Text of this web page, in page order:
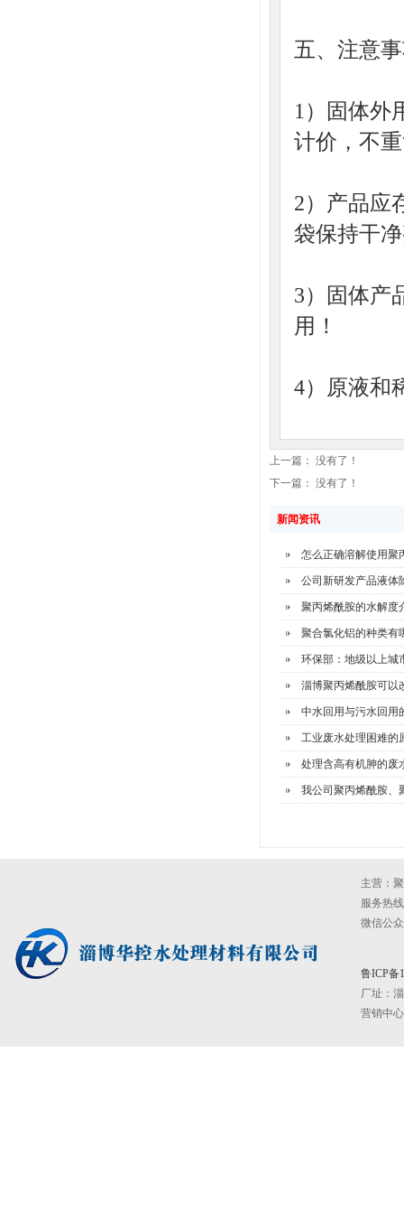
五、注意
1）固体外
计价，不
2）产品应
袋保持干
3）固体产
用！
4）原液和
上一篇： 没有了！
下一篇： 没有了！
新闻资讯
怎么正确溶解使用聚
公司新研发产品液体
聚丙烯酰胺的水解度
聚合氯化铝的种类有
环保部：地级以上城
淄博聚丙烯酰胺可以
中水回用与污水回用
工业废水处理困难的
处理含高有机胂的废
我公司聚丙烯酰胺、
主营：
服务热
微信公
鲁ICP备
厂址：
营销中